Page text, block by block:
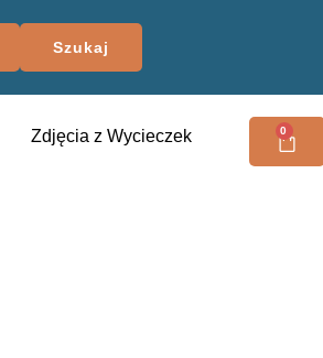
Szukaj
Zdjęcia z Wycieczek 0